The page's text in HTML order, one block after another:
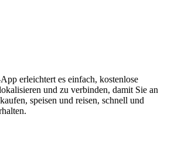
erleichtert es einfach, kostenlose
und zu verbinden, damit Sie an
speisen und reisen, schnell und